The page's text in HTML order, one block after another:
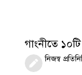
গাংনীতে
নিজস্ব